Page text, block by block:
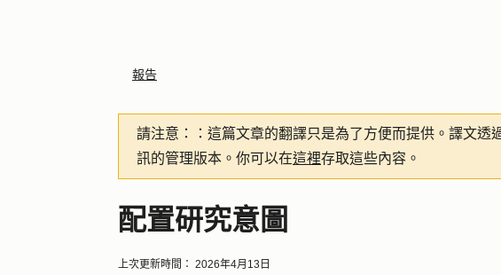
報告
請注意：
：這篇文章的翻譯只是為了方便而提供。譯文
訊的管理版本。你可以在這裡存取這些內容。
配置研究意圖
上次更新時間： 2026年4月13日